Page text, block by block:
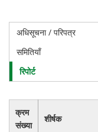
71th
Anniversary
of
Constitution
Day
अधिसूचना / परिपत्र
समितियाँ
रिपोर्ट
क्रम
संख्या
शीर्षक